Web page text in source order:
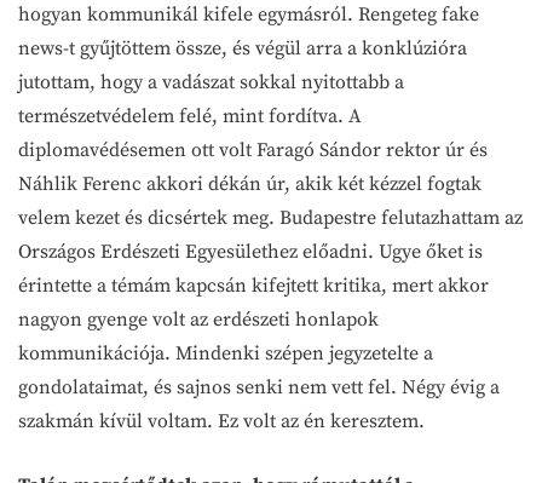
hogyan kommunikál kifele egymásról. Rengeteg fake
news-t gyűjtöttem össze, és végül arra a konklúzióra
jutottam, hogy a vadászat sokkal nyitottabb a
természetvédelem felé, mint fordítva. A
diplomavédésemen ott volt Faragó Sándor rektor úr és
Náhlik Ferenc akkori dékán úr, akik két kézzel fogtak
velem kezet és dicsértek meg. Budapestre felutazhattam az
Országos Erdészeti Egyesülethez előadni. Ugye őket is
érintette a témám kapcsán kifejtett kritika, mert akkor
nagyon gyenge volt az erdészeti honlapok
kommunikációja. Mindenki szépen jegyzetelte a
gondolataimat, és sajnos senki nem vett fel. Négy évig a
szakmán kívül voltam. Ez volt az én keresztem.